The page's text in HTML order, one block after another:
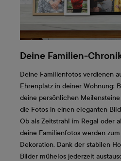
Deine Familien-
Deine Familienfotos verdienen
Ehrenplatz in deiner Wohnung:
deine persönlichen
die Fotos in einen eleganten
Ob als Zeitstrahl im Regal oder
deine Familienfotos werden
Dekoration. Dank der stabilen
Bilder mühelos jederzeit